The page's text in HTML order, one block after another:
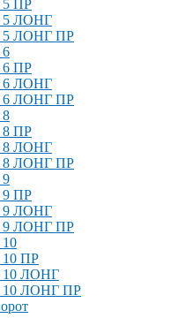
5 ПР
5 ЛОНГ
5 ЛОНГ ПР
6
6 ПР
6 ЛОНГ
6 ЛОНГ ПР
8
8 ПР
8 ЛОНГ
8 ЛОНГ ПР
9
9 ПР
9 ЛОНГ
9 ЛОНГ ПР
10 ПР
10 ЛОНГ
10 ЛОНГ ПР